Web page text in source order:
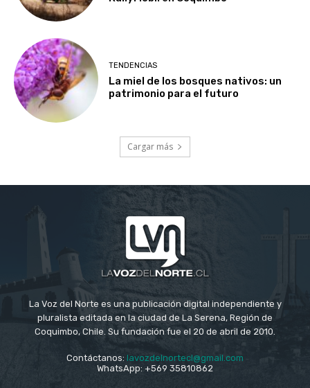
TENDENCIAS
La miel de los bosques nativos: un
patrimonio para el futuro
Cargar más
La Voz del Norte es una publicación digital independiente y
pluralista editada en la ciudad de La Serena, Región de
Coquimbo, Chile. Su fundación fue el 20 de abril de 2010.
Contáctanos: lavozdelnortecl@gmail.com
WhatsApp: +569 35810862